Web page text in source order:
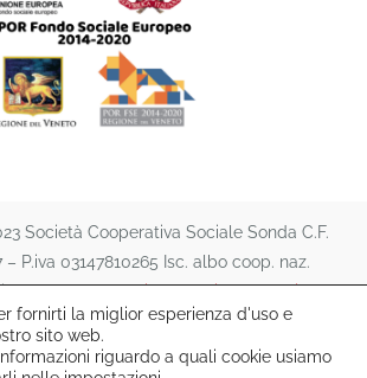
Società Cooperativa Sociale Sonda C.F.
P.iva 03147810265 Isc. albo coop. naz.
reserved. |Privacy PolicyeCookie
Policy |lafutura s.a.s.
fornirti la miglior esperienza d'uso e
sito web.
riguardo a quali cookie usiamo